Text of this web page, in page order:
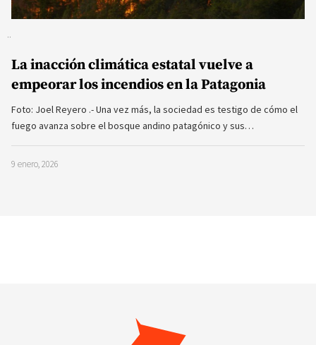
La inacción climática estatal vuelve a
empeorar los incendios en la Patagonia
Foto: Joel Reyero .- Una vez más, la sociedad es testigo de cómo el
fuego avanza sobre el bosque andino patagónico y sus…
9 enero, 2026